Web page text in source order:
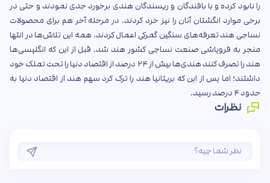
را نابود کرده و با بافندگان و ریسندگان هندی برخورد جدی نمودند و حتی در
برخی موارد انگشتان آنان را نیز خرد کردند. در مرحله آخر هم برای محصولات
نساجی هند تعرفه‌های سنگین گمرکی اعمال کردند. همه این تلاش‌ها در انتها
منجر به فروپاشی صنعت نساجی کشور هند شد. قبل از این که انگلیسی‌ها
هند را تصرف کنند هندی‌ها بیش از ۲۴ درصد از اقتصاد دنیا را تحت تملک خود
داشتند؛ اما پس از این که بریتانیا هند را ترک کرد سهم هند از اقتصاد دنیا به
حدود ۴ درصد رسید.
نظرات